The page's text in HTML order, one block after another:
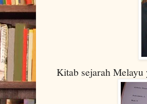
Kitab sejarah Melayu